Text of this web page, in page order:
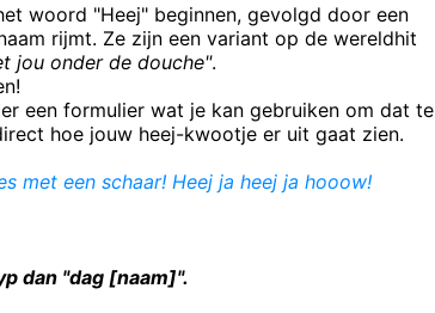
woord "Heej" beginnen, gevolgd door een
rijmt. Ze zijn een variant op de wereldhit
jou onder de douche".
een formulier wat je kan gebruiken om dat te
hoe jouw heej-kwootje er uit gaat zien.
met een schaar! Heej ja heej ja hooow!
dan "dag [naam]".